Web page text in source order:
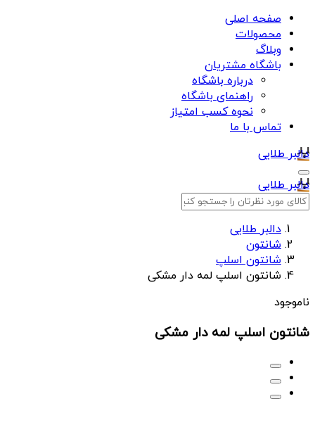
صفحه اصلی
محصولات
وبلاگ
باشگاه مشتریان
درباره باشگاه
راهنمای باشگاه
نحوه کسب امتیاز
تماس با ما
دالبر طلایی
دالبر طلایی
دالبر طلایی
شانتون
شانتون اسلپ
شانتون اسلپ لمه دار مشکی
ناموجود
شانتون اسلپ لمه دار مشکی